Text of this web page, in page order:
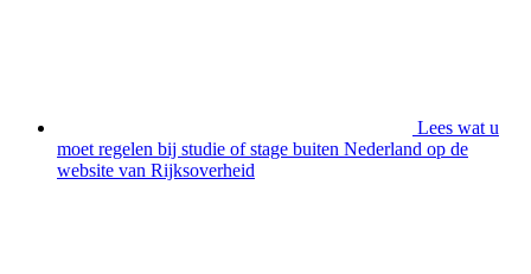
Lees wat u
moet regelen bij studie of stage buiten Nederland op de
website van Rijksoverheid